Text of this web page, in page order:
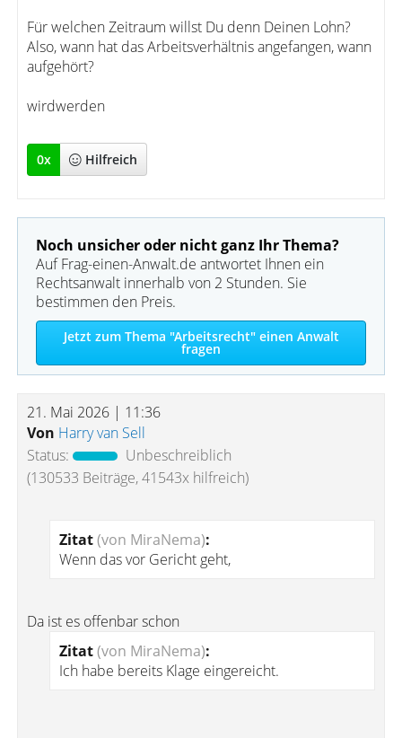
Für welchen Zeitraum willst Du denn Deinen Lohn?
Also, wann hat das Arbeitsverhältnis angefangen, wann
aufgehört?
wirdwerden
0x Hilfreich
Noch unsicher oder nicht ganz Ihr Thema?
Auf Frag-einen-Anwalt.de antwortet Ihnen ein
Rechtsanwalt innerhalb von 2 Stunden. Sie
bestimmen den Preis.
Jetzt zum Thema "Arbeitsrecht" einen Anwalt
fragen
21. Mai 2026 | 11:36
Von Harry van Sell
Status:
Unbeschreiblich
(130533 Beiträge, 41543x hilfreich)
Zitat(von MiraNema):
Wenn das vor Gericht geht,
Da ist es offenbar schon
Zitat(von MiraNema):
Ich habe bereits Klage eingereicht.